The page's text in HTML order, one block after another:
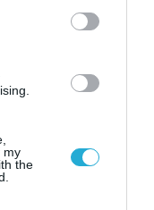
my
the